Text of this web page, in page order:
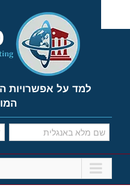
content